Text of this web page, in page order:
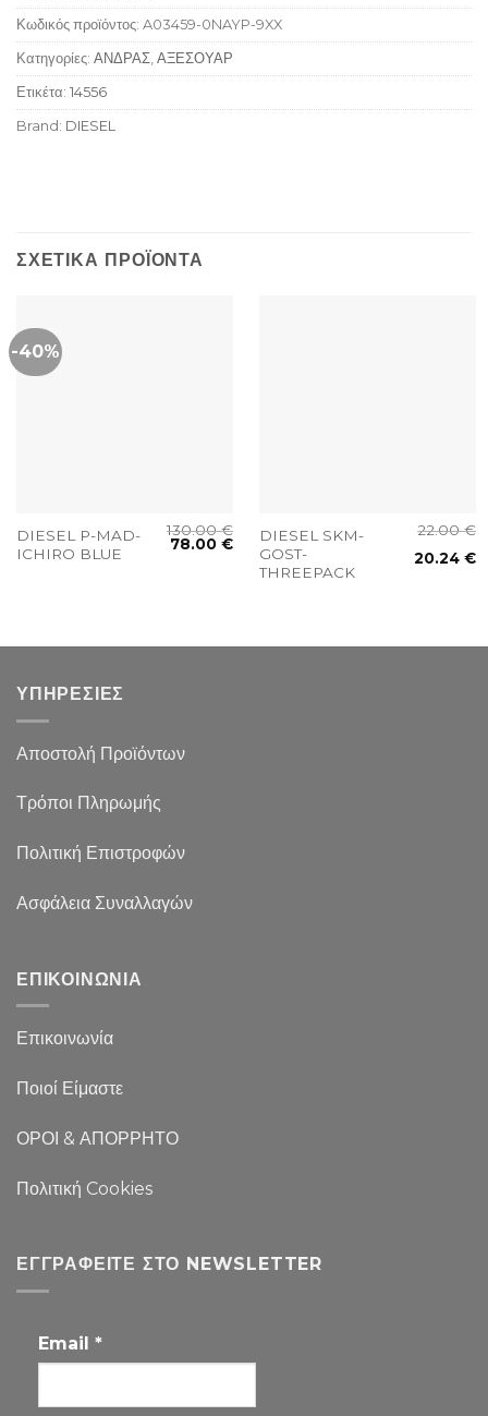
Κωδικός προϊόντος: A03459-0NAYP-9XX
Κατηγορίες: ΑΝΔΡΑΣ ΑΞΕΣΟΥΑΡ
Ετικέτα: 14556
Brand: DIESEL
ΣΧΕΤΙΚΆ ΠΡΟΪΌΝΤΑ
-40%
DIESEL P-MAD-
ICHIRO BLUE
130.00€
78.00€
DIESEL SKM-
GOST-
THREEPACK
22.00€
20.24€
ΥΠΗΡΕΣΙΕΣ
Αποστολή Προϊόντων
Τρόποι Πληρωμής
Πολιτική Επιστροφών
Ασφάλεια Συναλλαγών
ΕΠΙΚΟΙΝΩΝΙΑ
Επικοινωνία
Ποιοί Είμαστε
ΟΡΟΙ & ΑΠΟΡΡΗΤΟ
Πολιτική Cookies
ΕΓΓΡΑΦΕΊΤΕ ΣΤΟ NEWSLETTER
Email *